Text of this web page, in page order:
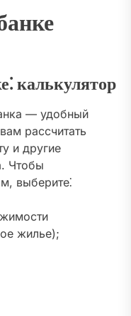
калькулятор
— удобный
рассчитать
и другие
Чтобы
выберите⁚
жилье);